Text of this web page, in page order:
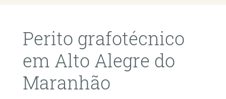
Perito grafotécnico
em Alto Alegre do
Maranhão